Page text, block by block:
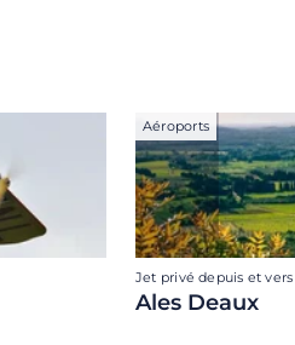
Aéroports
Jet privé depuis et vers
Ales Deaux